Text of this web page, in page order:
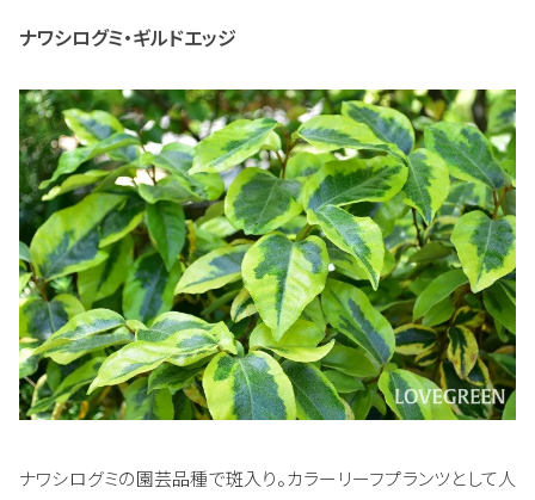
ナワシログミ・ギルドエッジ
ナワシログミの園芸品種で斑入り。カラーリーフプランツとして人